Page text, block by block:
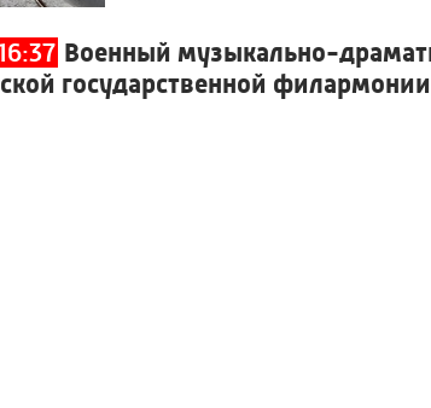
Военный музыкально-
государственной филармонии